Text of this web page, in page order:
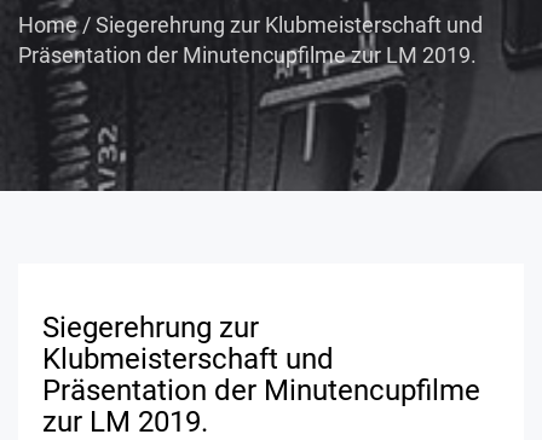
Home/Siegerehrung zur Klubmeisterschaft und
Präsentation der Minutencupfilme zur LM 2019.
Siegerehrung zur
Klubmeisterschaft und
Präsentation der Minutencupfilme
zur LM 2019.